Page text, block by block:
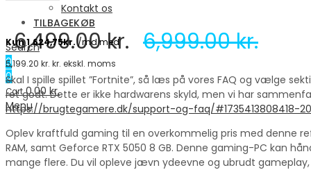
Kontakt os
TILBAGEKØB
Search
0
0
Cart 0.00 kr.
Menu
6,499.00kr. 6,999.00kr.
5,199.20 kr. kr. ekskl. moms
Skal I spille spillet ”Fortnite”, så læs på vores FAQ og vælge
ret godt. Dette er ikke hardwarens skyld, men vi har
https://brugtegamere.dk/support-og-faq/#1735413808418-
Oplev kraftfuld gaming til en overkommelig pris med denne
RAM, samt Geforce RTX 5050 8 GB. Denne gaming-PC kan
mange flere. Du vil opleve jævn ydeevne og ubrudt